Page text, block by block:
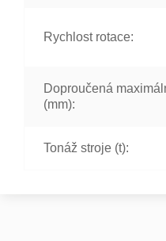
Rychlost rotace:
Doproučená
(mm):
Tonáž stroje (t):